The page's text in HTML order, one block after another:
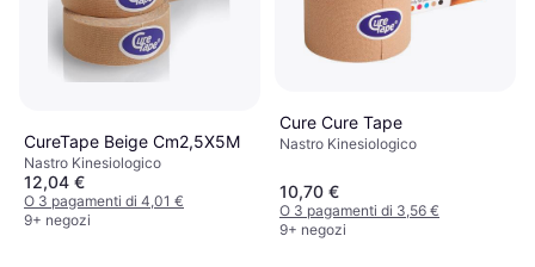
CureTape Beige Cm2,5X5M
Nastro Kinesiologico
12,04 €
O 3 pagamenti di 4,01 €
9+ negozi
Cure Cure Tape
Nastro Kinesiologico
10,70 €
O 3 pagamenti di 3,56 €
9+ negozi